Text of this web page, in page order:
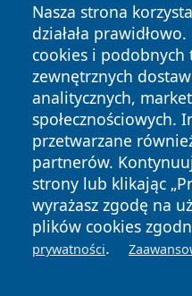
Nasza strona
działała
cookies i
zewnętrznych
analitycznych,
społecznościowych.
przetwarzane
partnerów.
strony lub klikając
wyrażasz zgodę na
plików cookies
prywatności.
Copyright © 2026
zastrzeżone.
News Autorzy